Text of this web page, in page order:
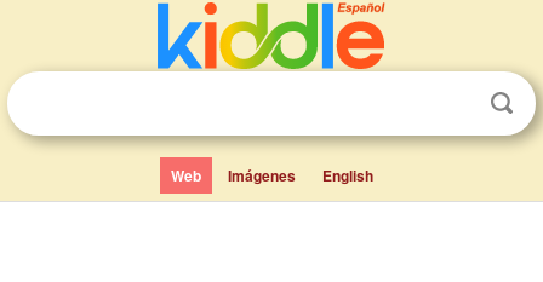
Web Imágenes English